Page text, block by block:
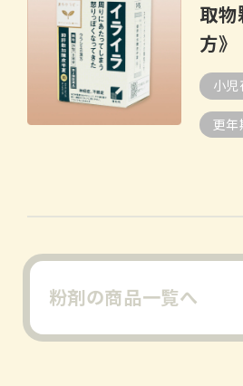
取
方》
小児
更年
粉剤の商品一覧へ